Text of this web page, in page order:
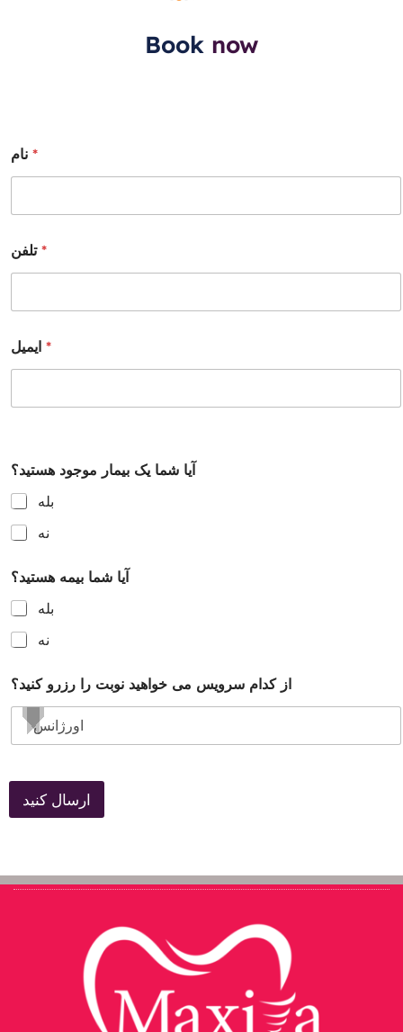
Book now
*
تلفن *
*
آیا شما یک بیمار موجود هستید؟
بله
نه
آیا شما بیمه هستید؟
بله
نه
از کدام سرویس می خواهید نوبت را رزرو کنید؟
ارسال کنید